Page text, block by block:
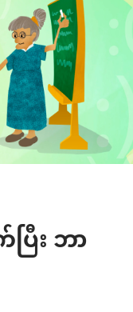
ကို
ပြောင်း
ပါ
နေ
ပါ
တယ်)
ြီး ဘာ